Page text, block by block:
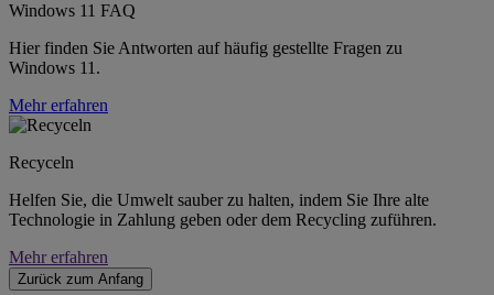
Windows 11 FAQ
Hier finden Sie Antworten auf häufig gestellte Fragen zu
Windows 11.
Mehr erfahren
Recyceln
Helfen Sie, die Umwelt sauber zu halten, indem Sie Ihre alte
Technologie in Zahlung geben oder dem Recycling zuführen.
Mehr erfahren
Zurück zum Anfang